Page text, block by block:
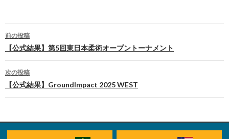
投
稿
ナ
ゲ
前の投稿
【公式結果】第5回東日本柔術オープントーナメント
次の投稿
【公式結果】GroundImpact 2025 WEST